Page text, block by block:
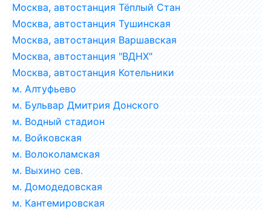
Москва, автостанция Тёплый Стан
Москва, автостанция Тушинская
Москва, автостанция Варшавская
Москва, автостанция "ВДНХ"
Москва, автостанция Котельники
м. Алтуфьево
м. Бульвар Дмитрия Донского
м. Водный стадион
м. Войковская
м. Волоколамская
м. Выхино сев.
м. Домодедовская
м. Кантемировская